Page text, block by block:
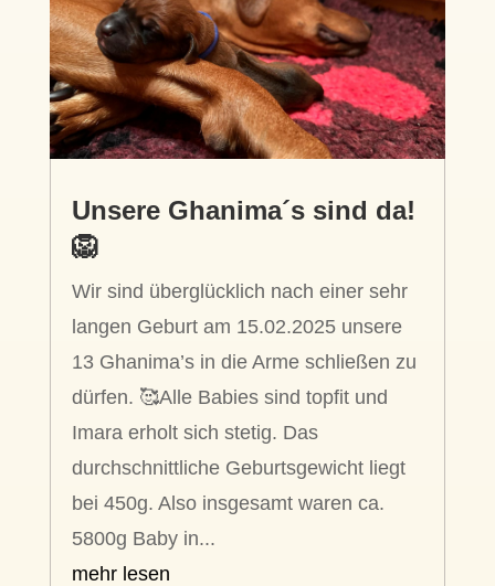
Unsere Ghanima´s sind da!
🦁
Wir sind überglücklich nach einer sehr
langen Geburt am 15.02.2025 unsere
13 Ghanima’s in die Arme schließen zu
dürfen. 🥰Alle Babies sind topfit und
Imara erholt sich stetig. Das
durchschnittliche Geburtsgewicht liegt
bei 450g. Also insgesamt waren ca.
5800g Baby in...
mehr lesen